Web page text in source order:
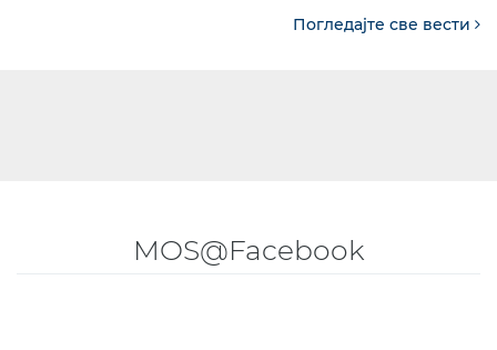
Погледајте све вести
MOS@Facebook